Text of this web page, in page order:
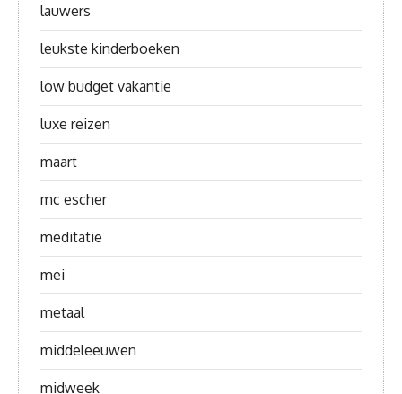
lauwers
leukste kinderboeken
low budget vakantie
luxe reizen
maart
mc escher
meditatie
mei
metaal
middeleeuwen
midweek